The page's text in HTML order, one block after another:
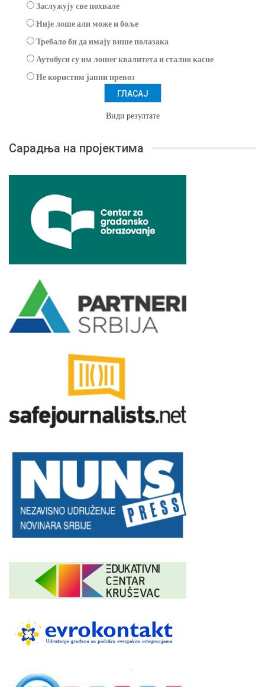
Заслужују све похвале
Није лоше али може и боље
Требало би да имају више полазака
Аутобуси су им лошег квалитета и стално касне
Не користим јавни превоз
Види резултате
Сарадња на пројектима